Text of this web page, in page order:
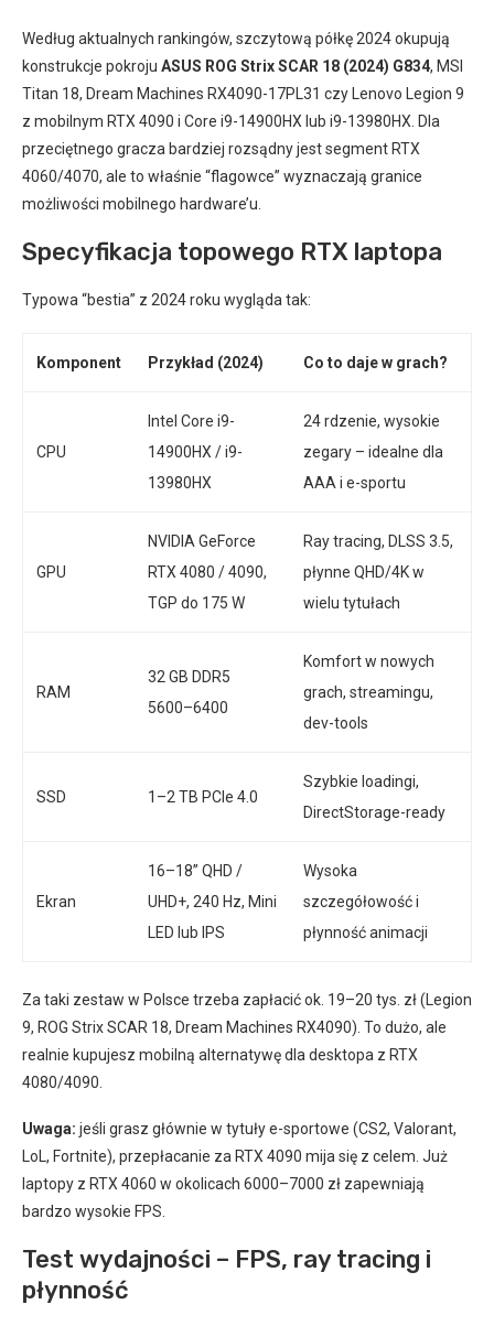
Według aktualnych rankingów, szczytową półkę 2024 okupują
konstrukcje pokroju ASUS ROG Strix SCAR 18 (2024) G834, MSI
Titan 18, Dream Machines RX4090-17PL31 czy Lenovo Legion 9
z mobilnym RTX 4090 i Core i9-14900HX lub i9-13980HX. Dla
przeciętnego gracza bardziej rozsądny jest segment RTX
4060/4070, ale to właśnie “flagowce” wyznaczają granice
możliwości mobilnego hardware’u.
Specyfikacja topowego RTX laptopa
Typowa “bestia” z 2024 roku wygląda tak:
Komponent Przykład (2024) Co to daje w grach?
CPU
Intel Core i9-
14900HX / i9-
13980HX
24 rdzenie, wysokie
zegary – idealne dla
AAA i e-sportu
GPU
NVIDIA GeForce
RTX 4080 / 4090,
TGP do 175 W
Ray tracing, DLSS 3.5,
płynne QHD/4K w
wielu tytułach
RAM
32 GB DDR5
5600–6400
Komfort w nowych
grach, streamingu,
dev-tools
SSD 1–2 TB PCIe 4.0
Szybkie loadingi,
DirectStorage-ready
Ekran
16–18” QHD /
UHD+, 240 Hz, Mini
LED lub IPS
Wysoka
szczegółowość i
płynność animacji
Za taki zestaw w Polsce trzeba zapłacić ok. 19–20 tys. zł (Legion
9, ROG Strix SCAR 18, Dream Machines RX4090). To dużo, ale
realnie kupujesz mobilną alternatywę dla desktopa z RTX
4080/4090.
Uwaga: jeśli grasz głównie w tytuły e-sportowe (CS2, Valorant,
LoL, Fortnite), przepłacanie za RTX 4090 mija się z celem. Już
laptopy z RTX 4060 w okolicach 6000–7000 zł zapewniają
bardzo wysokie FPS.
Test wydajności – FPS, ray tracing i
płynność